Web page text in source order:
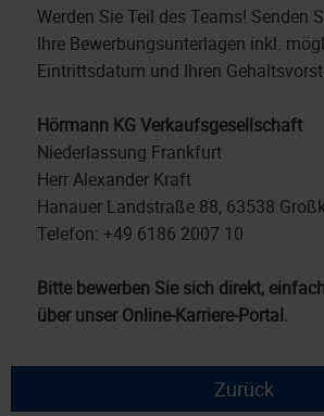
Werden Sie Teil des Teams! Senden
Ihre Bewerbungsunterlagen inkl.
Eintrittsdatum und Ihren
Hörmann KG Verkaufsgesellschaft
Niederlassung Frankfurt
Herr Alexander Kraft
Hanauer Landstraße 88, 63538
Telefon: +49 6186 2007 10
Bitte bewerben Sie sich direkt,
über unser Online-Karriere-Portal.
Zurück